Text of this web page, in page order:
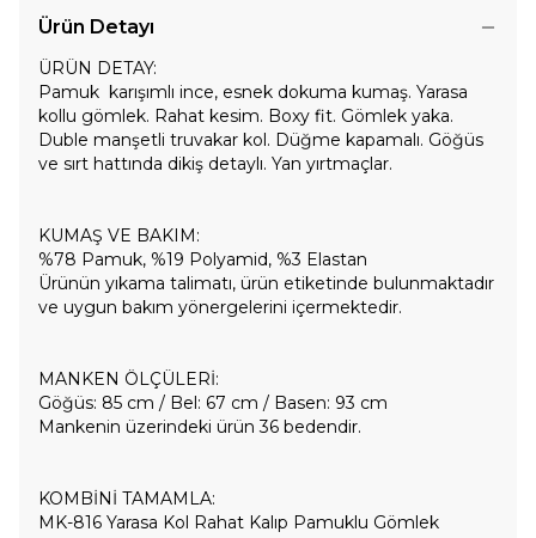
Ürün Detayı
ÜRÜN DETAY:
Pamuk karışımlı ince, esnek dokuma kumaş. Yarasa
kollu gömlek. Rahat kesim. Boxy fit. Gömlek yaka.
Duble manşetli truvakar kol. Düğme kapamalı. Göğüs
ve sırt hattında dikiş detaylı. Yan yırtmaçlar.
KUMAŞ VE BAKIM:
%78 Pamuk, %19 Polyamid, %3 Elastan
Ürünün yıkama talimatı, ürün etiketinde bulunmaktadır
ve uygun bakım yönergelerini içermektedir.
MANKEN ÖLÇÜLERİ:
Göğüs: 85 cm / Bel: 67 cm / Basen: 93 cm
Mankenin üzerindeki ürün 36 bedendir.
KOMBİNİ TAMAMLA:
MK-816 Yarasa Kol Rahat Kalıp Pamuklu Gömlek